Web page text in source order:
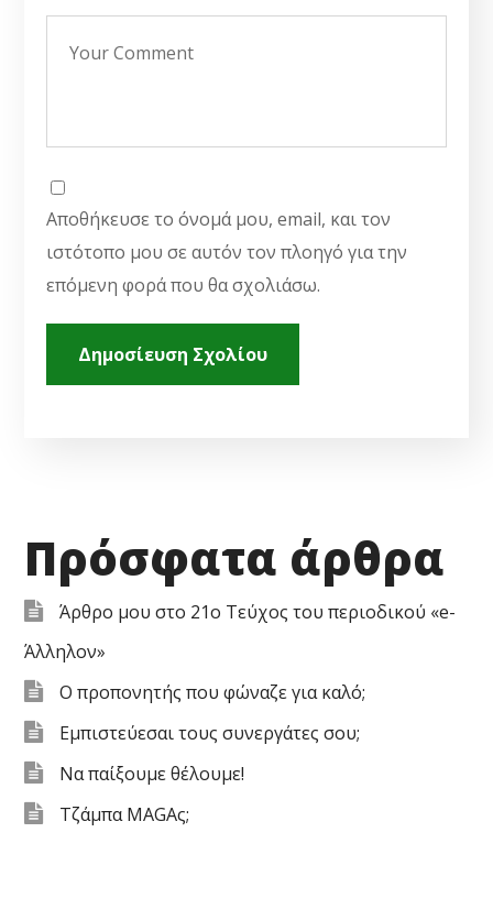
Αποθήκευσε το όνομά μου, email, και τον
ιστότοπο μου σε αυτόν τον πλοηγό για την
επόμενη φορά που θα σχολιάσω.
Πρόσφατα άρθρα
Άρθρο μου στο 21ο Τεύχος του περιοδικού «e-
Άλληλον»
Ο προπονητής που φώναζε για καλό;
Εμπιστεύεσαι τους συνεργάτες σου;
Να παίξουμε θέλουμε!
Τζάμπα MAGAς;